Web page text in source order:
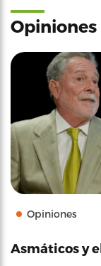
Opiniones
Opiniones
Asmáticos y